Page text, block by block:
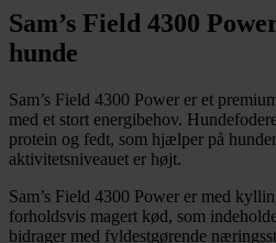
Sam’s Field 4300
hunde
Sam’s Field 4300 Power er et
med et stort energibehov.
protein og fedt, som hjælper på
aktivitetsniveauet er højt.
Sam’s Field 4300 Power er med
forholdsvis magert kød, som
bidrager med fyldestgørende